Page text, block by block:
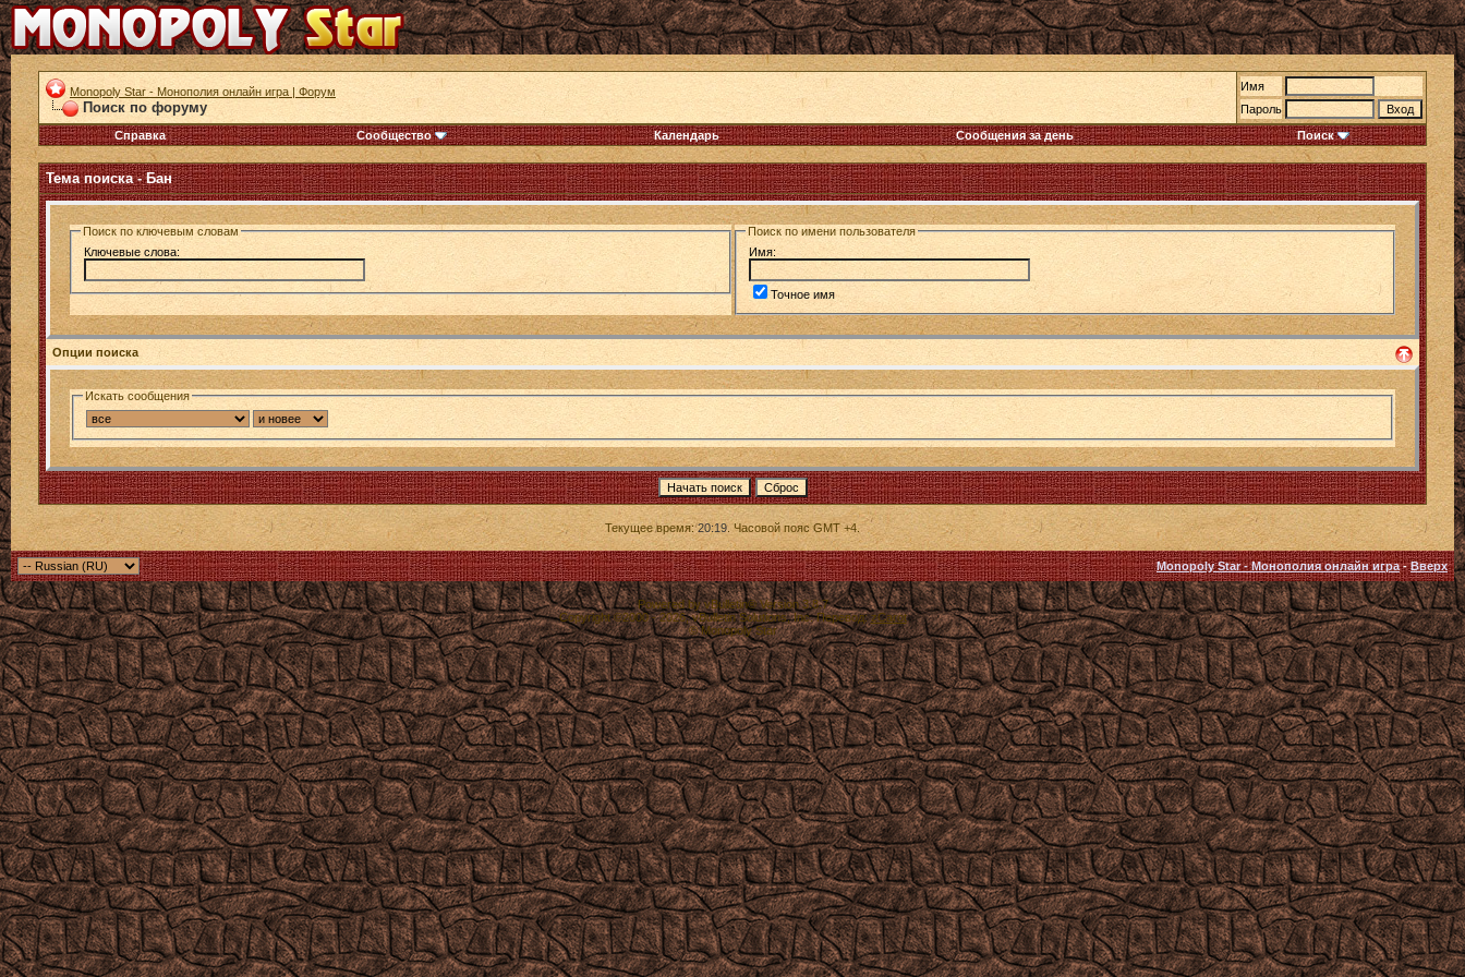
Monopoly Star - Монополия онлайн игра | Форум
Поиск по форуму
Имя
Пароль
Справка
Сообщество Календарь Сообщения за день Поиск
Тема поиска -Бан
Поиск по ключевым словам
Ключевые слова:
Поиск по имени пользователя
Имя:
Точное имя
Опции поиска
Искать сообщения
Текущее время:20:19. Часовой пояс GMT +4.
Monopoly Star - Монополия онлайн игра-Вверх
Powered by vBulletin® Version 3.8.7
Copyright ©2000 - 2026, vBulletin Solutions, Inc. Перевод:zCarot
© Monopoly Star